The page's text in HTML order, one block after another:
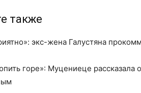
также
экс-жена Галустяна
горе»: Муцениеце рассказала